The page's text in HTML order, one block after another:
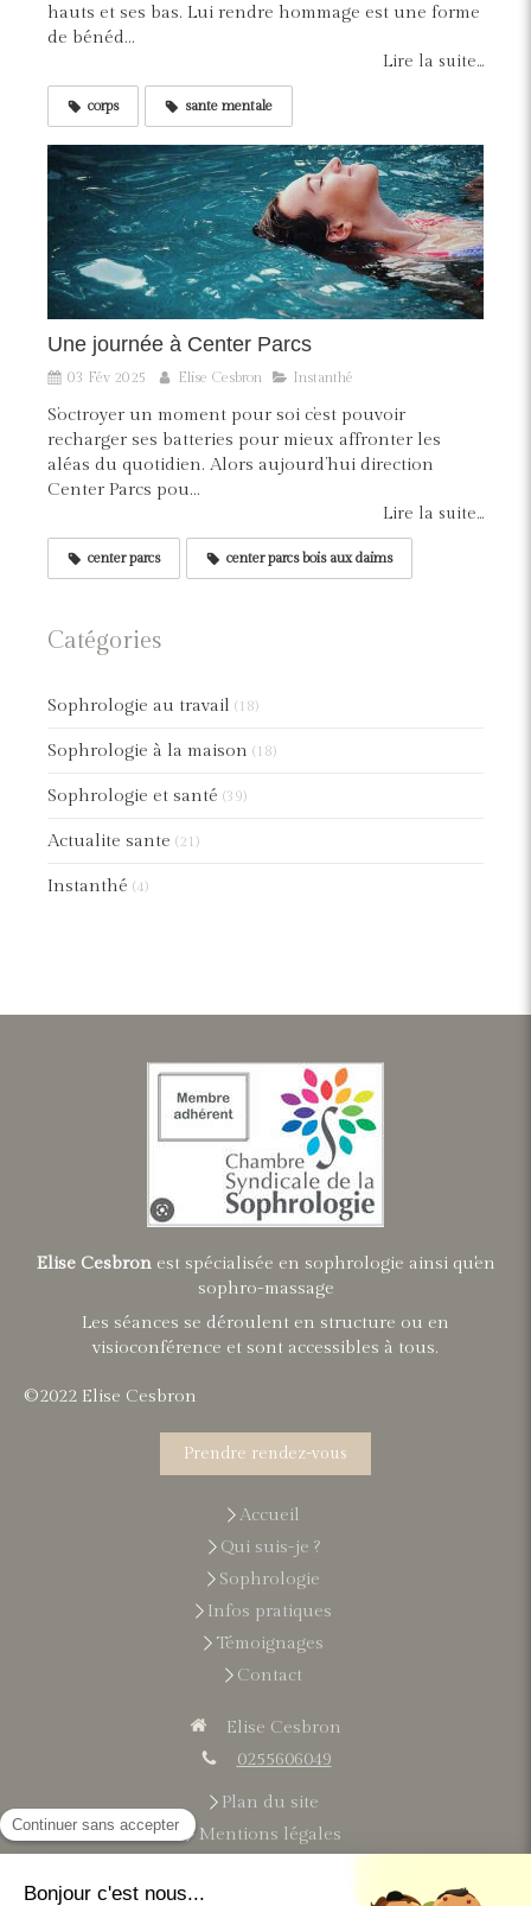
hauts et ses bas. Lui rendre hommage est une forme
de bénéd...
Lire la suite...
corps sante mentale
Une journée à Center Parcs
03 Fév 2025 Elise Cesbron Instanthé
S’octroyer un moment pour soi c’est pouvoir
recharger ses batteries pour mieux affronter les
aléas du quotidien. Alors aujourd’hui direction
Center Parcs pou...
Lire la suite...
center parcs center parcs bois aux daims
Catégories
Sophrologie au travail (18)
Sophrologie à la maison (18)
Sophrologie et santé (39)
Actualite sante (21)
Instanthé (4)
Elise Cesbronest spécialisée en sophrologie ainsi qu'en
sophro-massage
Les séances se déroulent en structure ou en
visioconférence et sont accessibles à tous.
©2022 Elise Cesbron
Prendre rendez-vous
Accueil
Qui suis-je ?
Sophrologie
Infos pratiques
Témoignages
Contact
Elise Cesbron
0255606049
Plan du site
Mentions légales
Du